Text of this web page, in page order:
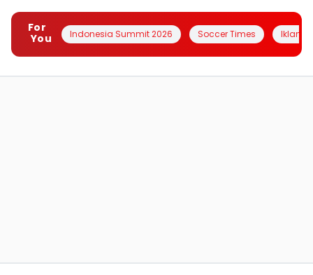
For
You
Indonesia Summit 2026 Soccer Times Iklanin